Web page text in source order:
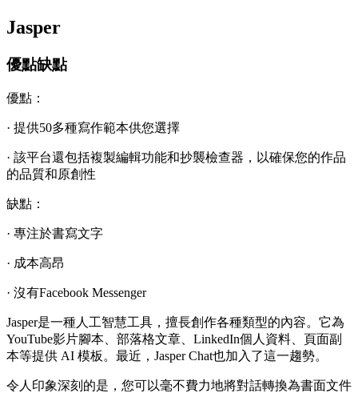
Jasper
優點缺點
優點：
· 提供50多種寫作範本供您選擇
· 該平台還包括複製編輯功能和抄襲檢查器，以確保您的作品
的品質和原創性
缺點：
· 專注於書寫文字
· 成本高昂
· 沒有Facebook Messenger
Jasper是一種人工智慧工具，擅長創作各種類型的內容。它為
YouTube影片腳本、部落格文章、LinkedIn個人資料、頁面副
本等提供 AI 模板。最近，Jasper Chat也加入了這一趨勢。
令人印象深刻的是，您可以毫不費力地將對話轉換為書面文件